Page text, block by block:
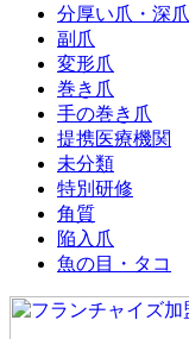
分厚い爪・深爪
副爪
変形爪
巻き爪
手の巻き爪
提携医療機関
未分類
特別研修
角質
陥入爪
魚の目・タコ